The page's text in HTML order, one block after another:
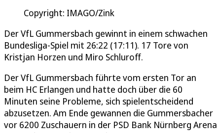
Copyright: IMAGO/Zink
Der VfL Gummersbach gewinnt in einem schwachen
Bundesliga-Spiel mit 26:22 (17:11). 17 Tore von
Kristjan Horzen und Miro Schluroff.
Der VfL Gummersbach führte vom ersten Tor an
beim HC Erlangen und hatte doch über die 60
Minuten seine Probleme, sich spielentscheidend
abzusetzen. Am Ende gewannen die Gummersbacher
vor 6200 Zuschauern in der PSD Bank Nürnberg Arena